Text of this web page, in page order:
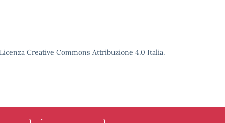
Creative Commons Attribuzione 4.0 Italia.